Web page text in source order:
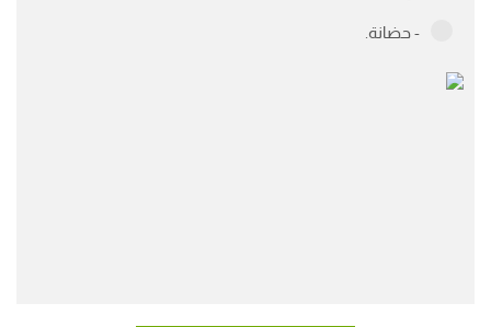
- حضانة.